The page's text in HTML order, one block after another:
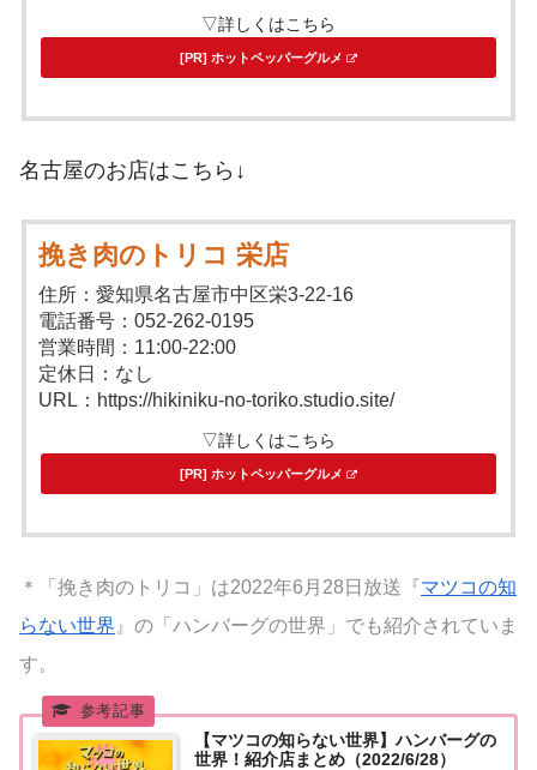
▽詳しくはこちら
[PR] ホットペッパーグルメ
名古屋のお店はこちら↓
挽き肉のトリコ 栄店
住所：愛知県名古屋市中区栄3-22-16
電話番号：052-262-0195
営業時間：11:00-22:00
定休日：なし
URL：https://hikiniku-no-toriko.studio.site/
▽詳しくはこちら
[PR] ホットペッパーグルメ
＊「挽き肉のトリコ」は2022年6月28日放送『マツコの知
らない世界 』の「ハンバーグの世界」でも紹介されていま
す。
【マツコの知らない世界】ハンバーグの
世界！紹介店まとめ（2022/6/28）